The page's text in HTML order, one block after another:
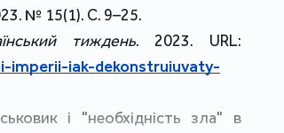
№ 15(1). C. 9–25.
тиждень. 2023. URL:
imperii-iak-dekonstruiuvaty-
і "необхідність зла" в